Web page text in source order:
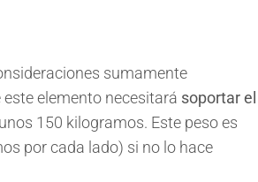
sumamente
elemento necesitará soportar el
150 kilogramos. Este peso es
por cada lado) si no lo hace